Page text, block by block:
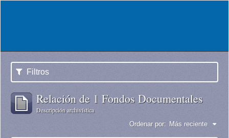
Filtros
Relación de 1 Fondos Documentales
Descripción archivística
Ordenar por: Más reciente